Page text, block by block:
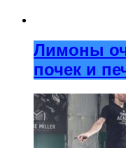
Лимоны
почек и